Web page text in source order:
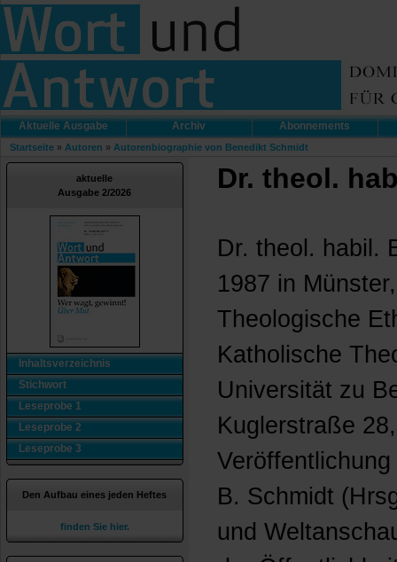
Aktuelle Ausgabe Archiv Abonnements
Startseite » Autoren » Autorenbiographie von Benedikt Schmidt
aktuelle
Ausgabe 2/2026
Inhaltsverzeichnis
Stichwort
Leseprobe 1
Leseprobe 2
Leseprobe 3
Den Aufbau eines jeden Heftes
finden Sie hier.
Dr. theol.
Dr. theol. habil.
1987 in
Theologische
Katholische
Universität zu
Kuglerstraße
B. Schmidt
und